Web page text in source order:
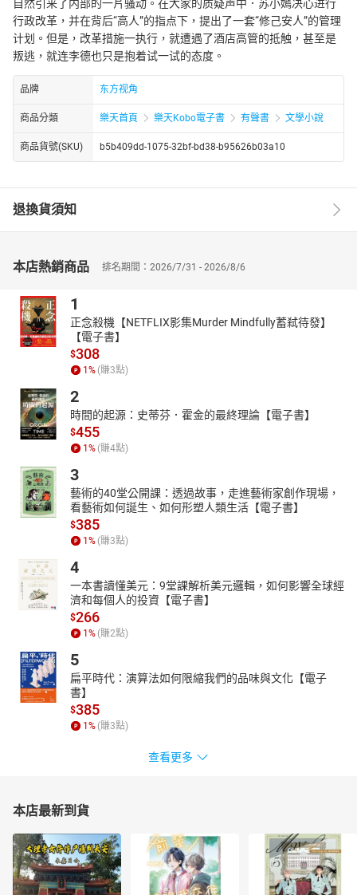
自然引来了内部的一片骚动。在大家的质疑声中．苏小嫣决心进行
行政改革，并在背后“高人”的指点下，提出了一套“修己安人”的管理
计划。但是，改革措施一执行，就遭遇了酒店高管的抵触，甚至是
叛逃，就连李德也只是抱着试一试的态度。
品牌 东方视角
商品分類 樂天首頁 樂天Kobo電子書 有聲書 文學小說
商品貨號(SKU) b5b409dd-1075-32bf-bd38-b95626b03a10
退換貨須知
本店熱銷商品 排名期間：2026/7/31 - 2026/8/6
1
正念殺機【NETFLIX影集Murder Mindfully蓄弒待發】
【電子書】
$308
1% (賺3點)
2
時間的起源：史蒂芬．霍金的最終理論【電子書】
$455
1% (賺4點)
3
藝術的40堂公開課：透過故事，走進藝術家創作現場，
看藝術如何誕生、如何形塑人類生活【電子書】
$385
1% (賺3點)
4
一本書讀懂美元：9堂課解析美元邏輯，如何影響全球經
濟和每個人的投資【電子書】
$266
1% (賺2點)
5
扁平時代：演算法如何限縮我們的品味與文化【電子
書】
$385
1% (賺3點)
查看更多
本店最新到貨